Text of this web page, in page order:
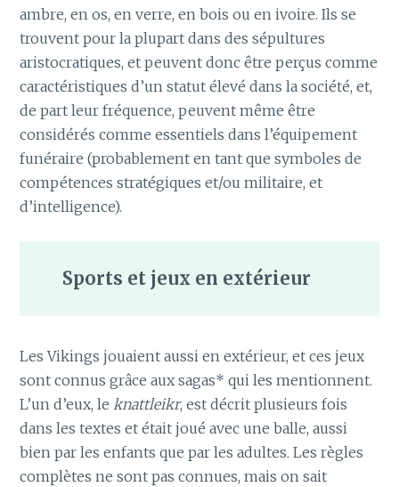
ambre, en os, en verre, en bois ou en ivoire. Ils se
trouvent pour la plupart dans des sépultures
aristocratiques, et peuvent donc être perçus comme
caractéristiques d’un statut élevé dans la société, et,
de part leur fréquence, peuvent même être
considérés comme essentiels dans l’équipement
funéraire (probablement en tant que symboles de
compétences stratégiques et/ou militaire, et
d’intelligence).
Sports et jeux en extérieur
Les Vikings jouaient aussi en extérieur, et ces jeux
sont connus grâce aux sagas* qui les mentionnent.
L’un d’eux, leknattleikr, est décrit plusieurs fois
dans les textes et était joué avec une balle, aussi
bien par les enfants que par les adultes. Les règles
complètes ne sont pas connues, mais on sait